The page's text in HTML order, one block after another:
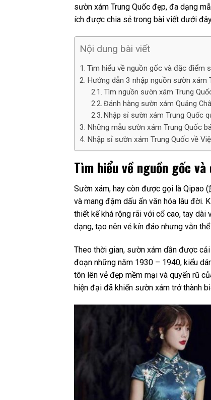
sườn xám Trung Quốc đẹp, đa dạng
ích được chia sẻ trong bài viết dưới
Nội dung bài viết
Tìm hiểu về nguồn gốc và đặc điểm
Hướng dẫn 3 nhập nguồn sườn xám
Tìm nguồn sườn xám Trung
Đánh hàng sườn xám Quảng
Nhập sỉ sườn xám Trung Quốc
Những mẫu sườn xám Trung Quốc
Nhập sỉ sườn xám Trung Quốc về
Tìm hiểu về nguồn gốc
Sườn xám, hay còn được gọi là Qipao
và mang đậm dấu ấn văn hóa lâu đời.
thiết kế khá rộng rãi với cổ cao, tay dài
dạng, tạo nên vẻ kín đáo nhưng vẫn
Theo thời gian, sườn xám dần được
đoạn những năm 1930 – 1940, kiểu
tôn lên vẻ đẹp mềm mại và quyến rũ
hiện đại đã khiến sườn xám trở thành